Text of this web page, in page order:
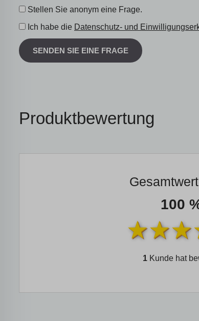
Stellen Sie anonym eine Frage.
Ich habe die Datenschutz- und
SENDEN SIE EINE FRAGE
Produktbewertung
100
1 Kunde hat